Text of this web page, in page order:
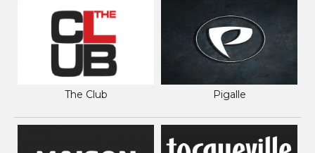
The Club Pigalle